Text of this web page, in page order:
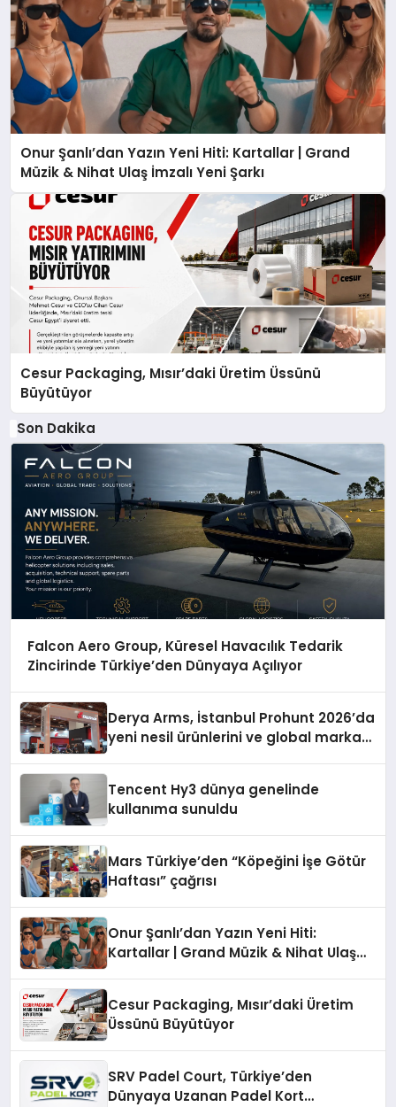
Onur Şanlı’dan Yazın Yeni Hiti: Kartallar | Grand
Müzik & Nihat Ulaş İmzalı Yeni Şarkı
Cesur Packaging, Mısır’daki Üretim Üssünü
Büyütüyor
Son Dakika
Falcon Aero Group, Küresel Havacılık Tedarik
Zincirinde Türkiye’den Dünyaya Açılıyor
Derya Arms, İstanbul Prohunt 2026’da
yeni nesil ürünlerini ve global marka
Tencent Hy3 dünya genelinde
kullanıma sunuldu
Mars Türkiye’den “Köpeğini İşe Götür
Haftası” çağrısı
Onur Şanlı’dan Yazın Yeni Hiti:
Kartallar | Grand Müzik & Nihat Ulaş
Cesur Packaging, Mısır’daki Üretim
Üssünü Büyütüyor
SRV Padel Court, Türkiye’den
Dünyaya Uzanan Padel Kort